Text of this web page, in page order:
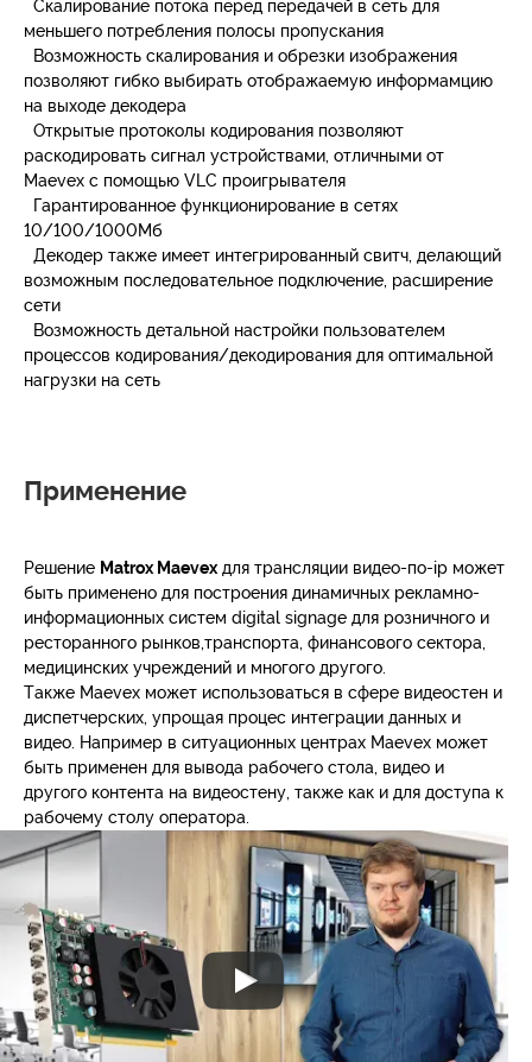
Скалирование потока перед передачей в сеть для
меньшего потребления полосы пропускания
Возможность скалирования и обрезки изображения
позволяют гибко выбирать отображаемую информамцию
на выходе декодера
Открытые протоколы кодирования позволяют
раскодировать сигнал устройствами, отличными от
Maevex с помощью VLC проигрывателя
Гарантированное функционирование в сетях
10/100/1000Мб
Декодер также имеет интегрированный свитч, делающий
возможным последовательное подключение, расширение
сети
Возможность детальной настройки пользователем
процессов кодирования/декодирования для оптимальной
нагрузки на сеть
Применение
Решение Matrox Maevexдля трансляции видео-по-ip может
быть применено для построения динамичных рекламно-
информационных систем digital signage для розничного и
ресторанного рынков,транспорта, финансового сектора,
медицинских учреждений и многого другого.
Также Maevex может использоваться в сфере видеостен и
диспетчерских, упрощая процес интеграции данных и
видео. Например в ситуационных центрах Maevex может
быть применен для вывода рабочего стола, видео и
другого контента на видеостену, также как и для доступа к
рабочему столу оператора.